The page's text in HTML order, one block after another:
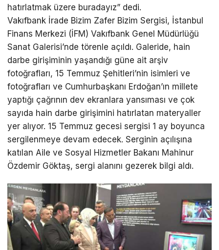
hatırlatmak üzere buradayız” dedi.
Vakıfbank İrade Bizim Zafer Bizim Sergisi, İstanbul
Finans Merkezi (İFM) Vakıfbank Genel Müdürlüğü
Sanat Galerisi’nde törenle açıldı. Galeride, hain
darbe girişiminin yaşandığı güne ait arşiv
fotoğrafları, 15 Temmuz Şehitleri’nin isimleri ve
fotoğrafları ve Cumhurbaşkanı Erdoğan’ın millete
yaptığı çağrının dev ekranlara yansıması ve çok
sayıda hain darbe girişimini hatırlatan materyaller
yer alıyor. 15 Temmuz gecesi sergisi 1 ay boyunca
sergilenmeye devam edecek. Serginin açılışına
katılan Aile ve Sosyal Hizmetler Bakanı Mahinur
Özdemir Göktaş, sergi alanını gezerek bilgi aldı.